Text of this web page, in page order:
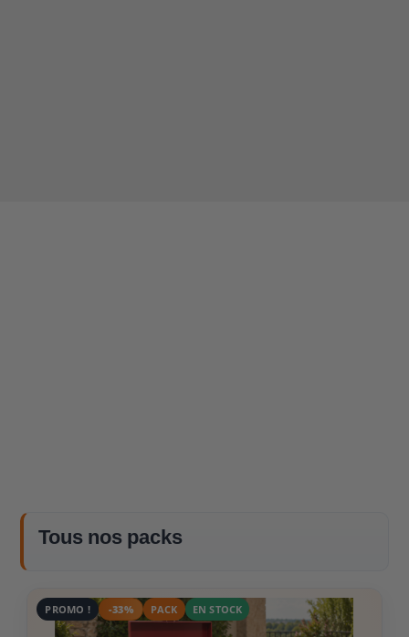
Tous nos packs
PROMO ! -33% PACK EN STOCK